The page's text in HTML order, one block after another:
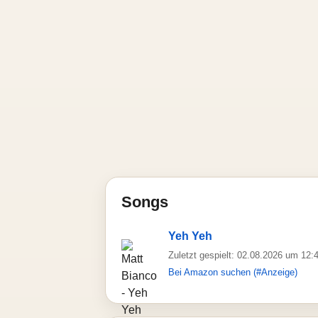
Songs
Yeh Yeh
Zuletzt gespielt: 02.08.2026 um
Bei Amazon suchen (#Anzeige)